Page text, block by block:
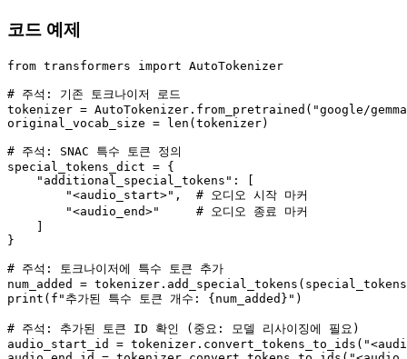
코드 예제
from transformers import AutoTokenizer
# 주석: 기존 토크나이저 로드
tokenizer = AutoTokenizer.from_pretrained( "google/
original_vocab_size = len (tokenizer)
# 주석: SNAC 특수 토큰 정의
special_tokens_dict = {
"additional_special_tokens" : [
"<audio_start>" , # 오디오 시작 마커
"<audio_end>"
# 오디오 종료 마커
    ]
}
# 주석: 토크나이저에 특수 토큰 추가
print ( f"추가된 특수 토큰 개수: {num_added} " )
# 주석: 추가된 토큰 ID 확인 (중요: 모델 리사이징에 필요)
audio_start_id = tokenizer.convert_tokens_to_ids(